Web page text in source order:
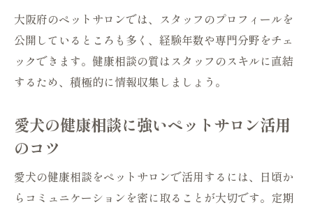
大阪府のペットサロンでは、スタッフのプロフィールを
公開しているところも多く、経験年数や専門分野をチェ
ックできます。健康相談の質はスタッフのスキルに直結
するため、積極的に情報収集しましょう。
愛犬の健康相談に強いペットサロン活用
のコツ
愛犬の健康相談をペットサロンで活用するには、日頃か
らコミュニケーションを密に取ることが大切です。定期